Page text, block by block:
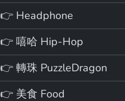
👉 Headphone
👉 嘻哈 Hip-Hop
👉 轉珠 PuzzleDragon
👉 美食 Food